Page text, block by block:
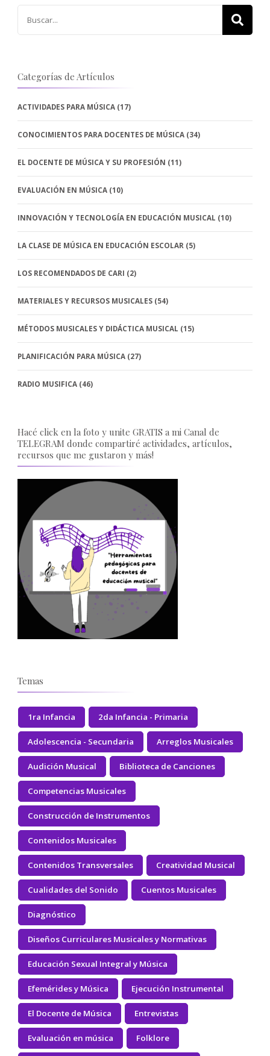
Categorías de Artículos
ACTIVIDADES PARA MÚSICA (17)
CONOCIMIENTOS PARA DOCENTES DE MÚSICA (34)
EL DOCENTE DE MÚSICA Y SU PROFESIÓN (11)
EVALUACIÓN EN MÚSICA (10)
INNOVACIÓN Y TECNOLOGÍA EN EDUCACIÓN MUSICAL (10)
LA CLASE DE MÚSICA EN EDUCACIÓN ESCOLAR (5)
LOS RECOMENDADOS DE CARI (2)
MATERIALES Y RECURSOS MUSICALES (54)
MÉTODOS MUSICALES Y DIDÁCTICA MUSICAL (15)
PLANIFICACIÓN PARA MÚSICA (27)
RADIO MUSIFICA (46)
Hacé click en la foto y unite GRATIS a mi Canal de
TELEGRAM donde compartiré actividades, artículos,
recursos que me gustaron y más!
Temas
1ra Infancia 2da Infancia - Primaria
Adolescencia - Secundaria Arreglos Musicales
Audición Musical Biblioteca de Canciones
Competencias Musicales
Construcción de Instrumentos
Contenidos Musicales
Contenidos Transversales Creatividad Musical
Cualidades del Sonido Cuentos Musicales
Diagnóstico
Diseños Curriculares Musicales y Normativas
Educación Sexual Integral y Música
Efemérides y Música Ejecución Instrumental
El Docente de Música Entrevistas
Evaluación en música Folklore